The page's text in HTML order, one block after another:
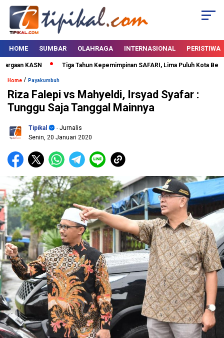
HOME SUMBAR OLAHRAGA INTERNASIONAL PERISTIWA
KASN Tiga Tahun Kepemimpinan SAFARI, Lima Puluh Kota
Home / Payakumbuh
Riza Falepi vs Mahyeldi, Irsyad Syafar :
Tunggu Saja Tanggal Mainnya
Tipikal
- Jurnalis
Senin, 20 Januari 2020